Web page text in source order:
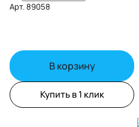
Арт.89058
В корзину
Купить в 1 клик